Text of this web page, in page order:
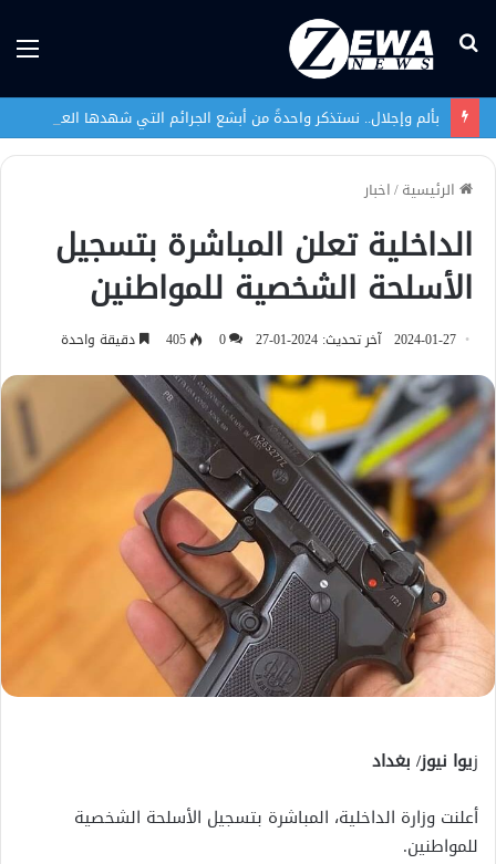
بحث
الرئيسية/اخبار
الداخلية تعلن المباشرة بتسجيل
الأسلحة الشخصية للمواطنين
2024-01-27 آخر تحديث: 2024-01-27 0
405 دقيقة واحدة
زيوا نيوز/ بغداد
أعلنت وزارة الداخلية، المباشرة بتسجيل الأسلحة الشخصية
للمواطنين.